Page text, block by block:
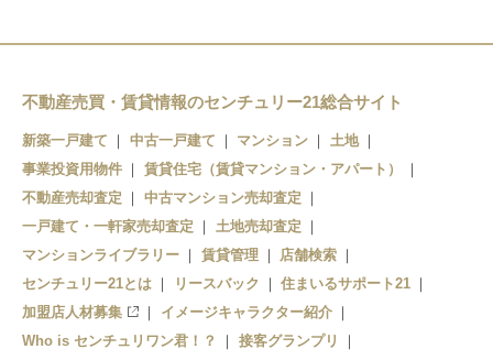
額田
不動産売買・賃貸情報のセンチュリー21総合サイト
新築一戸建て 中古一戸建て マンション
土地
事業投資用物件
賃貸住宅（賃貸マンション・アパート）
不動産売却査定
中古マンション売却査定
一戸建て・一軒家売却査定
土地売却査定
マンションライブラリー
賃貸管理
店舗検索
センチュリー21とは
リースバック
住まいるサポート21
加盟店人材募集
イメージキャラクター紹介
Who is センチュリワン君！？
接客グランプリ